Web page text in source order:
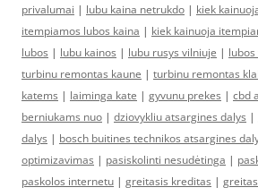
privalumai | lubu kaina netrukdo | kiek
itempiamos lubos kaina | kiek kainuoja
lubos | lubu kainos | lubu rusys vilniuje |
turbinu remontas kaune | turbinu remontas
katems | laiminga kate | gyvunu prekes | cbd
berniukams nuo | dziovykliu atsargines dalys |
dalys | bosch buitines technikos atsargines
optimizavimas | pasiskolinti nesudėtinga |
paskolos internetu | greitasis kreditas |